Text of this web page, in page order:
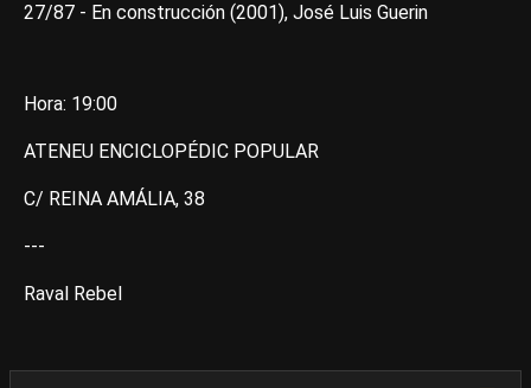
27/87 - En construcción (2001), José Luis Guerin
Hora: 19:00
ATENEU ENCICLOPÉDIC POPULAR
C/ REINA AMÁLIA, 38
---
Raval Rebel